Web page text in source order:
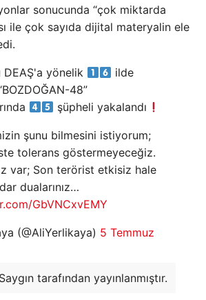
sonucunda “çok miktarda
ile çok sayıda dijital materyalin ele
yönelik
ilde
48”
şüpheli yakalandı
şunu bilmesini istiyorum;
tolerans göstermeyeceğiz.
var; Son terörist etkisiz hale
dualarınız…
GbVNCxvEMY
(@AliYerlikaya) 5 Temmuz
tarafından yayınlanmıştır.